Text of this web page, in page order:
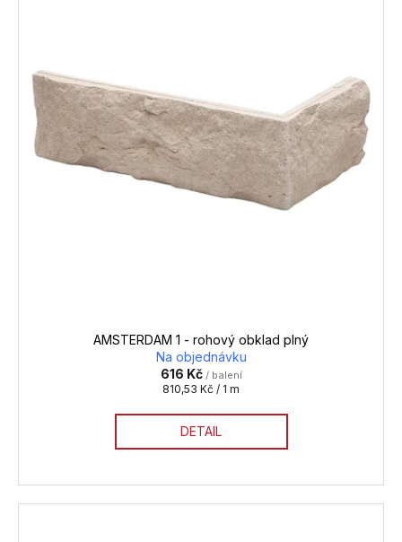
AMSTERDAM 1 - rohový obklad plný
Na objednávku
616 Kč / balení
Měrná
810,53 Kč / 1 m
DETAIL